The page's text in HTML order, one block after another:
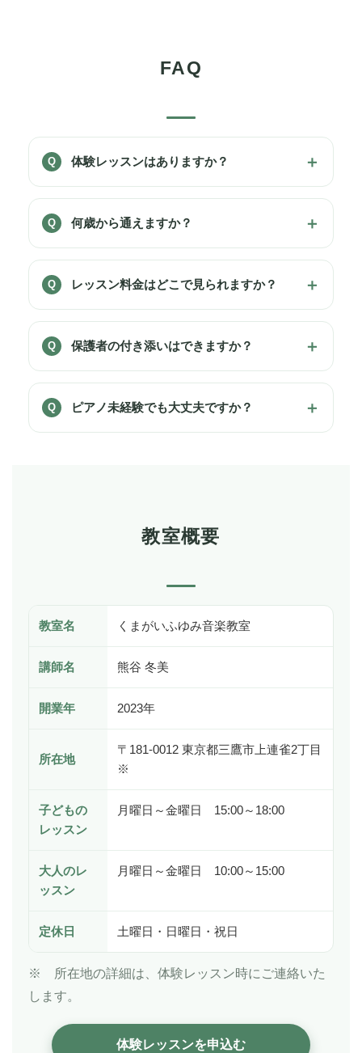
FAQ
Q 体験レッスンはありますか？
Q 何歳から通えますか？
Q レッスン料金はどこで見られますか？
Q 保護者の付き添いはできますか？
Q ピアノ未経験でも大丈夫ですか？
教室概要
教室名 くまがいふゆみ音楽教室
講師名 熊谷 冬美
開業年 2023年
所在地
〒181-0012 東京都三鷹市上連雀2丁目
※
子どもの
レッスン
月曜日～金曜日 15:00～18:00
大人のレ
ッスン
月曜日～金曜日 10:00～15:00
定休日 土曜日・日曜日・祝日
※ 所在地の詳細は、体験レッスン時にご連絡いた
します。
体験レッスンを申込む